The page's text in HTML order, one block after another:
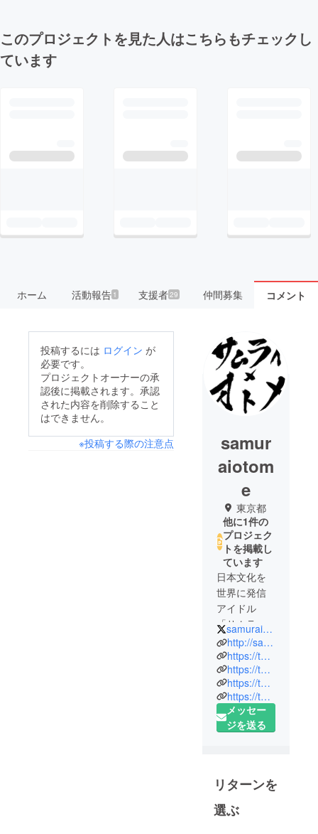
このプロジェクトを見た人はこちらもチェックし
ています
ホーム 活動報告1 支援者29 仲間募集 コメント
投稿するには ログイン が
必要です。
プロジェクトオーナーの承
認後に掲載されます。承認
された内容を削除すること
はできません。
※投稿する際の注意点
samur
aiotom
e
東京都
他に1件の
プロジェク
トを掲載し
ています
日本文化を
世界に発信
アイドル
「サムライ×
オトメ」
2016年3月7
日に「Zepp
東京」にて
ライブデ
ビューし、
も、大阪・
名古屋・福
岡とライブ
samuraiotome
http://samuraiotome.jp
https://twitter.com/samuraiotome
https://twitter.com/FHamadryad
https://twitter.com/hikaru_17223
https://twitter.com/chihininja
メッセー
ジを送る
リターンを
選ぶ